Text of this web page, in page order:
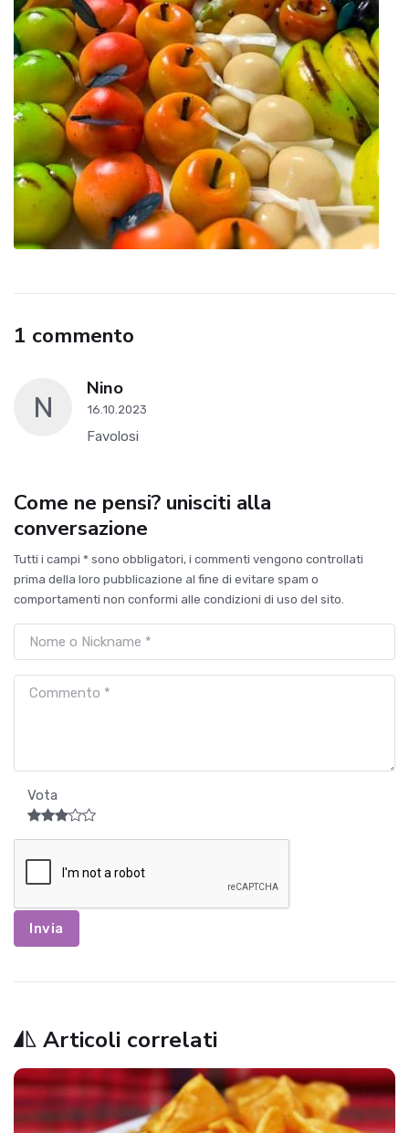
1 commento
N
Nino
16.10.2023
Favolosi
Come ne pensi? unisciti alla
conversazione
Tutti i campi * sono obbligatori, i commenti vengono controllati
prima della loro pubblicazione al fine di evitare spam o
comportamenti non conformi alle condizioni di uso del sito.
Vota
Invia
Articoli correlati